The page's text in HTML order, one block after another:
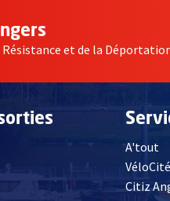
et de la Déportation
A'tout
VéloCité
Citiz